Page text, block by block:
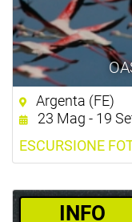
Argenta (FE)
23 Mag - 19
ESCURSIONE
­INFO